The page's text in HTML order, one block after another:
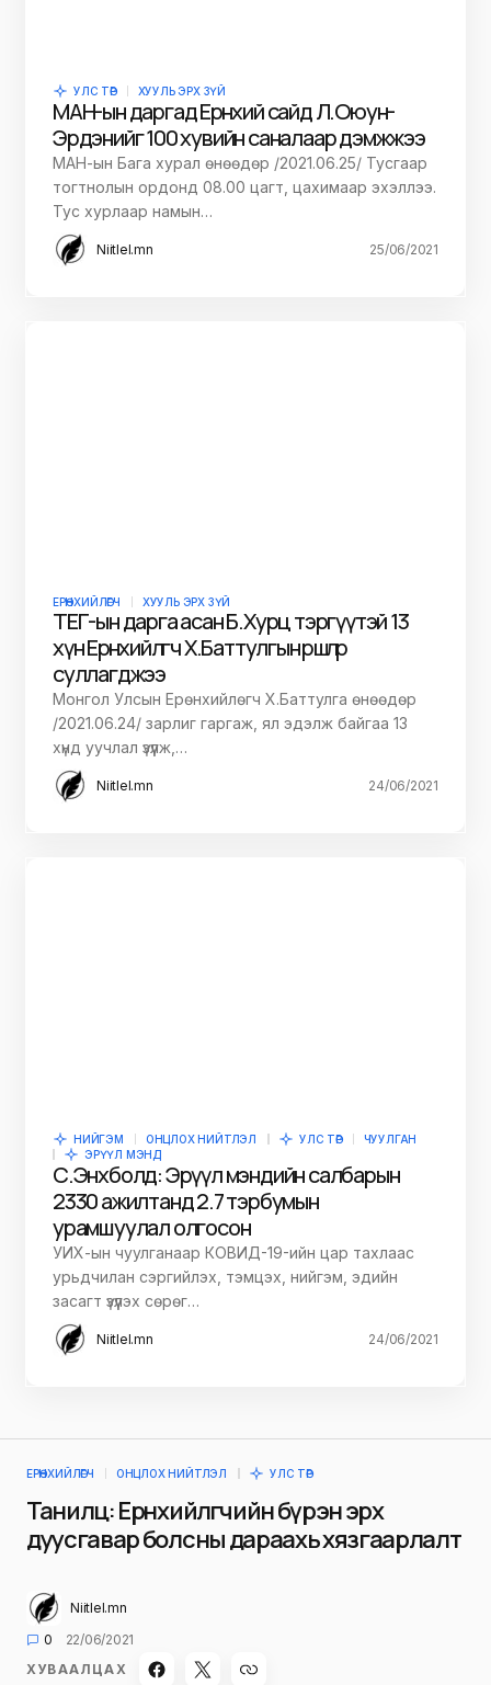
УЛС ТӨР ХУУЛЬ ЭРХ ЗҮЙ
МАН-ын даргад Ерөнхий сайд Л.Оюун-
Эрдэнийг 100 хувийн саналаар дэмжжээ
МАН-ын Бага хурал өнөөдөр /2021.06.25/ Тусгаар
тогтнолын ордонд 08.00 цагт, цахимаар эхэллээ.
Тус хурлаар намын…
Niitlel.mn 25/06/2021
ЕРӨНХИЙЛӨГЧ ХУУЛЬ ЭРХ ЗҮЙ
ТЕГ-ын дарга асан Б.Хурц тэргүүтэй 13
хүн Ерөнхийлөгч Х.Баттулгын өршөөлөөр
суллагджээ
Монгол Улсын Ерөнхийлөгч Х.Баттулга өнөөдөр
/2021.06.24/ зарлиг гаргаж, ял эдэлж байгаа 13
хүнд уучлал үзүүлж,…
Niitlel.mn 24/06/2021
НИЙГЭМ ОНЦЛОХ НИЙТЛЭЛ УЛС ТӨР
ЧУУЛГАН
ЭРҮҮЛ МЭНД
С.Энхболд: Эрүүл мэндийн салбарын
2330 ажилтанд 2.7 тэрбумын
урамшуулал олгосон
УИХ-ын чуулганаар КОВИД-19-ийн цар тахлаас
урьдчилан сэргийлэх, тэмцэх, нийгэм, эдийн
засагт үзүүлэх сөрөг…
Niitlel.mn 24/06/2021
ЕРӨНХИЙЛӨГЧ ОНЦЛОХ НИЙТЛЭЛ УЛС ТӨР
Танилц: Ерөнхийлөгчийн бүрэн эрх
дуусгавар болсны дараахь хязгаарлалт
Niitlel.mn
0
22/06/2021
ХУВААЛЦАХ